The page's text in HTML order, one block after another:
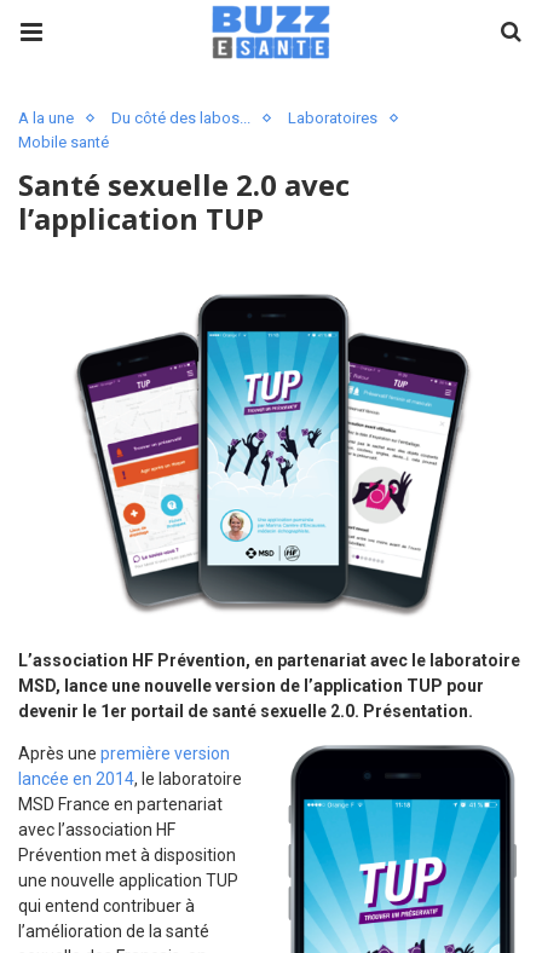
A la une Du côté des labos...
Laboratoires
Mobile santé
Santé sexuelle 2.0 avec
l’application TUP
L’association HF Prévention, en partenariat avec le laboratoire
MSD, lance une nouvelle version de l’application TUP pour
devenir le 1er portail de santé sexuelle 2.0. Présentation.
Après une première version
lancée en 2014, le laboratoire
MSD France en partenariat
avec l’association HF
Prévention met à disposition
une nouvelle application TUP
qui entend contribuer à
l’amélioration de la santé